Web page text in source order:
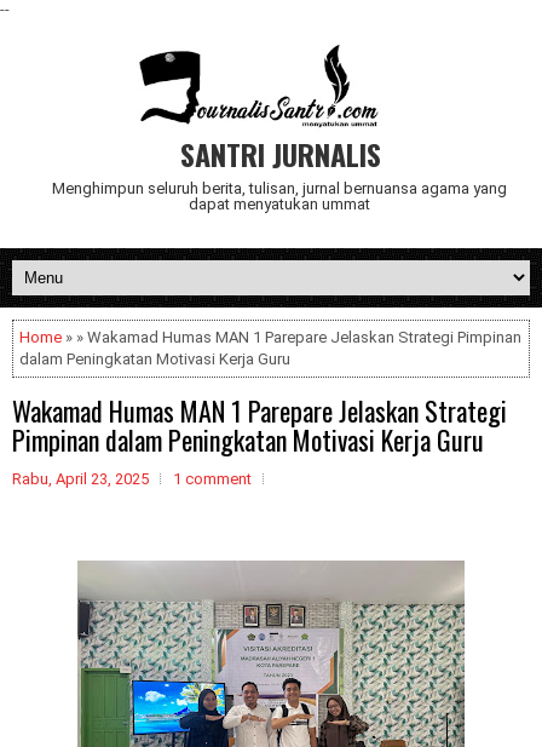
--
SANTRI JURNALIS
Menghimpun seluruh berita, tulisan, jurnal bernuansa agama yang
dapat menyatukan ummat
Home » » Wakamad Humas MAN 1 Parepare Jelaskan Strategi Pimpinan
dalam Peningkatan Motivasi Kerja Guru
Wakamad Humas MAN 1 Parepare Jelaskan Strategi
Pimpinan dalam Peningkatan Motivasi Kerja Guru
Rabu, April 23, 2025 1 comment